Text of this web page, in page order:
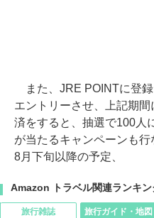
また、JRE POINTに登
エントリーさせ、上記期
済をすると、抽選で100人
が当たるキャンペーンも
8月下旬以降の予定、
Amazon トラベル関連ランキン
旅行雑誌 旅行ガイド・地図